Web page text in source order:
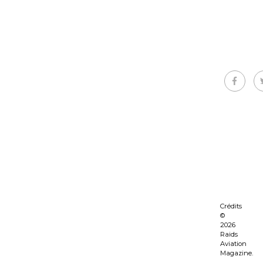
Crédits
©
2026
Raids
Aviation
Magazine.